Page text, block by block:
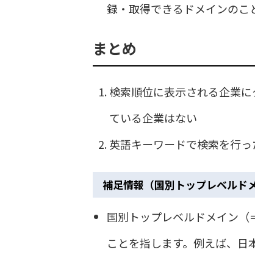
録・取得できるドメインのこ
まとめ
検索順位に表示される企業
ている企業はない
英語キーワードで検索を行
補足情報（国別トップレベルド
国別トップレベルドメイン
ことを指します。例えば、日